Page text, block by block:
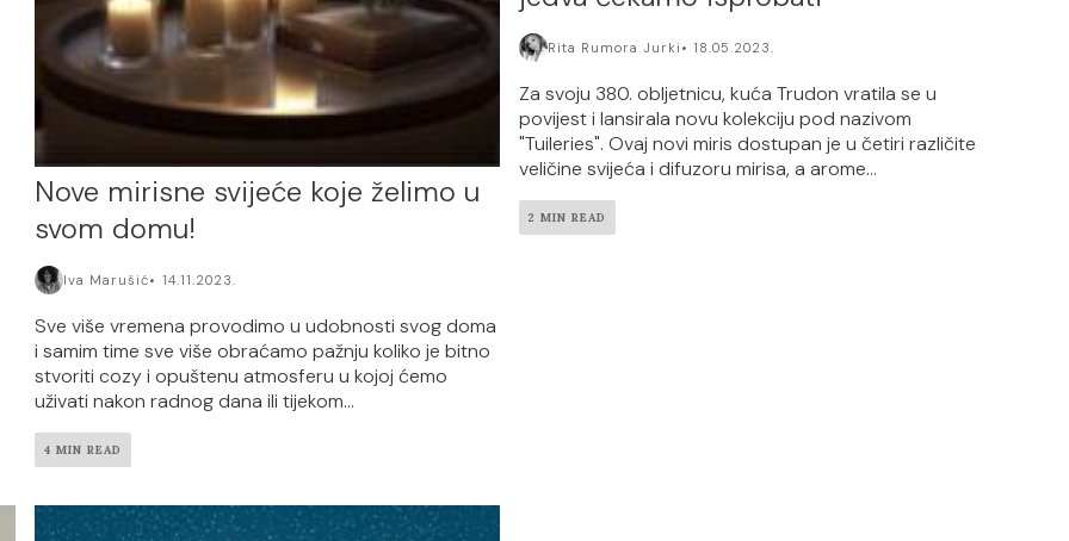
Nove mirisne svijeće koje želimo u
svom domu!
Iva Marušić 14.11.2023.
Sve više vremena provodimo u udobnosti svog doma
i samim time sve više obraćamo pažnju koliko je bitno
stvoriti cozy i opuštenu atmosferu u kojoj ćemo
uživati nakon radnog dana ili tijekom...
4 MIN READ
Rita Rumora Jurki 18.05.2023.
Za svoju 380. obljetnicu, kuća Trudon vratila se u
povijest i lansirala novu kolekciju pod nazivom
"Tuileries". Ovaj novi miris dostupan je u četiri različite
veličine svijeća i difuzoru mirisa, a arome...
2 MIN READ